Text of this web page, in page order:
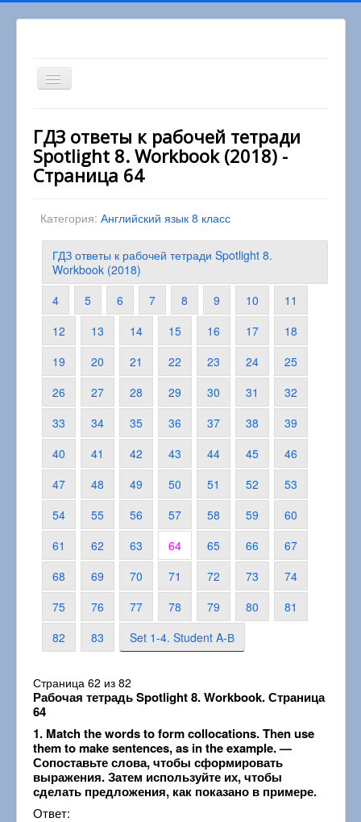
Включить/
выключить
Вы здесь:
8 класс
Английский язык 8 класс
ГДЗ ответы к рабочей тетради Spotlight 8.
Workbook (2018)
ГДЗ ответы к рабочей тетради
Spotlight 8. Workbook (2018) -
Страница 64
Категория: Английский язык 8 класс
ГДЗ ответы к рабочей тетради Spotlight 8.
Workbook (2018)
4
5 6 7 8 9 10
11
12
13 14 15 16 17
18
19
20 21 22 23 24
25
26
27 28 29 30 31
32
33
34 35 36 37 38
39
40
41 42 43 44 45
46
47
48 49 50 51 52
53
54
55 56 57 58 59
60
61
62 63 64 65 66
67
68
69 70 71 72 73
74
75
76 77 78 79 80
81
82
83 Set 1-4. Student A-В
Страница 62 из 82
Рабочая тетрадь Spotlight 8. Workbook. Страница
64
1. Match the words to form collocations. Then use
them to make sentences, as in the example. —
Сопоставьте слова, чтобы сформировать
выражения. Затем используйте их, чтобы
сделать предложения, как показано в примере.
Ответ: